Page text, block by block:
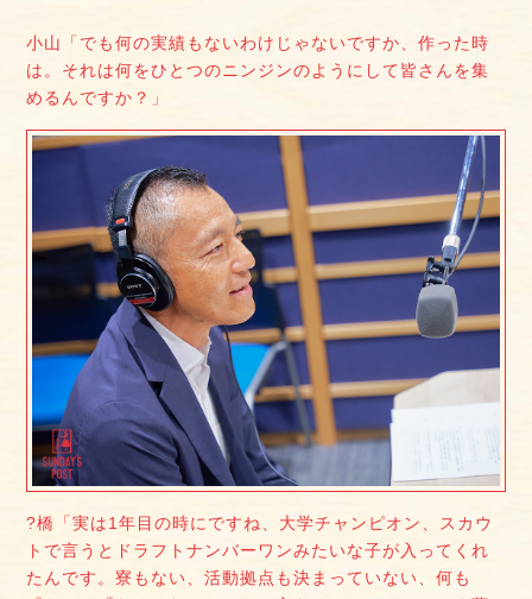
小山「でも何の実績もないわけじゃないですか、作った時
は。それは何をひとつのニンジンのようにして皆さんを集
めるんですか？」
?橋「実は1年目の時にですね、大学チャンピオン、スカウ
トで言うとドラフトナンバーワンみたいな子が入ってくれ
たんです。寮もない、活動拠点も決まっていない、何も